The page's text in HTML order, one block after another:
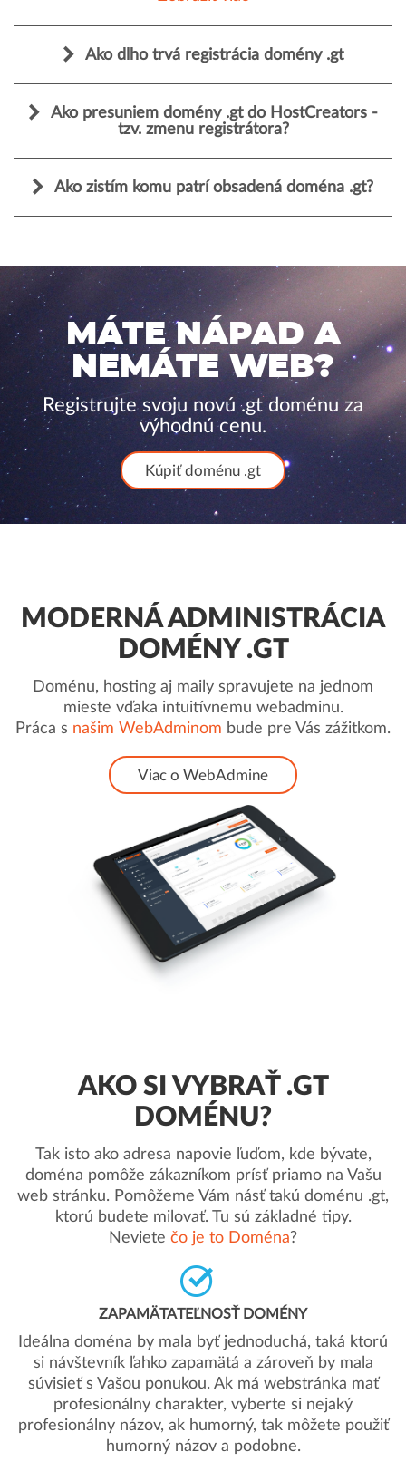
Ako dlho trvá registrácia domény .gt
Ako presuniem domény .gt do HostCreators -
tzv. zmenu registrátora?
Ako zistím komu patrí obsadená doména .gt?
MÁTE NÁPAD A
NEMÁTE WEB?
Registrujte svoju novú .gt doménu za
výhodnú cenu.
Kúpiť doménu .gt
MODERNÁ ADMINISTRÁCIA
DOMÉNY .GT
Doménu, hosting aj maily spravujete na jednom
mieste vďaka intuitívnemu webadminu.
Práca s našim WebAdminom bude pre Vás zážitkom.
Viac o WebAdmine
AKO SI VYBRAŤ .GT
DOMÉNU?
Tak isto ako adresa napovie ľuďom, kde bývate,
doména pomôže zákazníkom prísť priamo na Vašu
web stránku. Pomôžeme Vám násť takú doménu .gt,
ktorú budete milovať. Tu sú základné tipy.
Neviete čo je to Doména?
ZAPAMÄTATEĽNOSŤ DOMÉNY
Ideálna doména by mala byť jednoduchá, taká ktorú
si návštevník ľahko zapamätá a zároveň by mala
súvisieť s Vašou ponukou. Ak má webstránka mať
profesionálny charakter, vyberte si nejaký
profesionálny názov, ak humorný, tak môžete použiť
humorný názov a podobne.